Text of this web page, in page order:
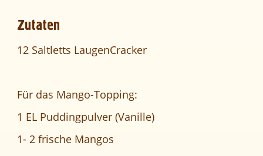
Zutaten
12 Saltletts LaugenCracker
Für das Mango-Topping:
1 EL Puddingpulver (Vanille)
1- 2 frische Mangos